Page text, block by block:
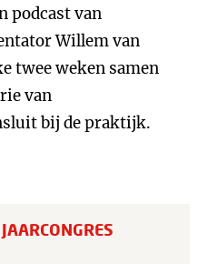
podcast van
Willem van
twee weken samen
van
bij de praktijk.